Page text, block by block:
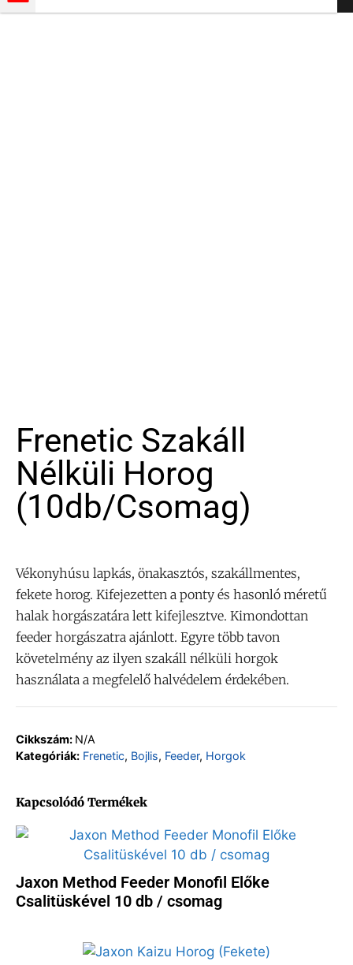
Frenetic Szakáll
Nélküli Horog
(10db/csomag)
Vékonyhúsu lapkás, önakasztós, szakállmentes,
fekete horog. Kifejezetten a ponty és hasonló méretű
halak horgászatára lett kifejlesztve. Kimondottan
feeder horgászatra ajánlott. Egyre több tavon
követelmény az ilyen szakáll nélküli horgok
használata a megfelelő halvédelem érdekében.
Cikkszám: N/A
Kategóriák: Frenetic, Bojlis, Feeder, Horgok
Kapcsolódó Termékek
Jaxon Method Feeder Monofil Előke
Csalitüskével 10 db / csomag